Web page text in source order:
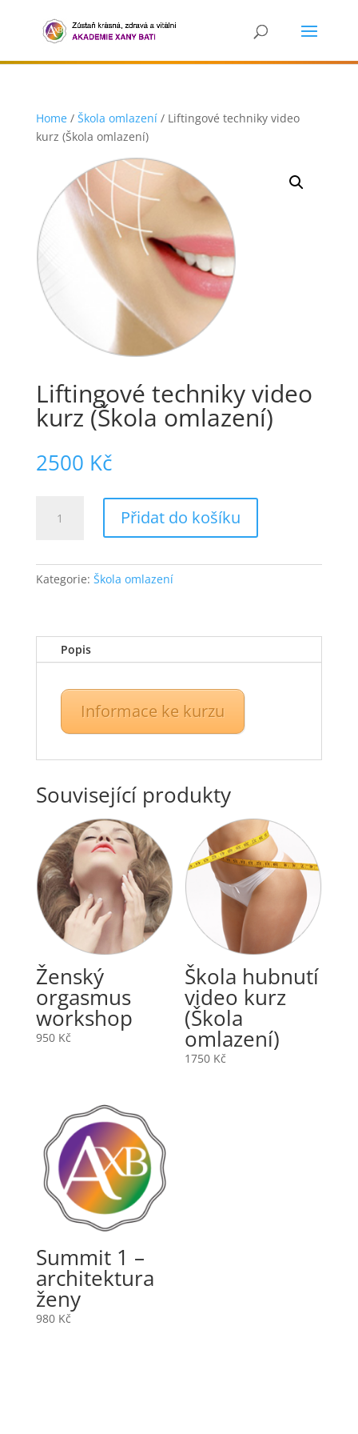
Home/ Škola omlazení/ Liftingové techniky video
kurz (Škola omlazení)
Liftingové techniky video
kurz (Škola omlazení)
2500 Kč
techniky
(Škola
Přidat do košíku
Kategorie: Škola omlazení
Popis
Informace ke kurzu
Související produkty
Ženský
orgasmus
workshop
950 Kč
Škola hubnutí
video kurz
(Škola
omlazení)
1750 Kč
Summit 1 –
architektura
ženy
980 Kč